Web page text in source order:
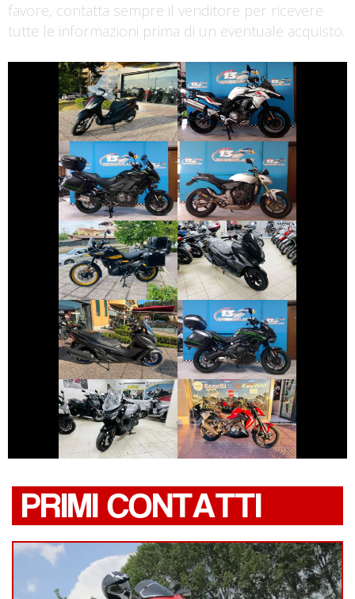
favore, contatta sempre il venditore per ricevere
tutte le informazioni prima di un eventuale acquisto.
PIAGGIO MEDLEY BENELLI TRK
KAWASAKI
VERSYS
€ 9.990 €
HONDA HORNET
€ 3.490 €
ROYAL-ENFIELD
HIMALAYAN
€ 4.999 €
SYM JET
€ 2.590 €
SUZUKI
BURGMAN-400-
650
€ 4.890 €
KAWASAKI
VERSYS
€ 5.890 €
SYM JOYRIDE
€ 4.290 €
KEEWAY RKF
€ 2.800 €
PRIMI CONTATTI